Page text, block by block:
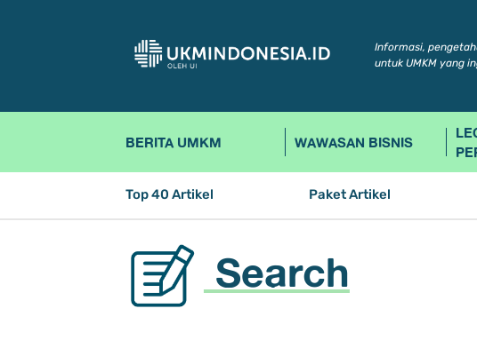
Informasi,
untuk UMKM yang
BERITA UMKM WAWASAN BISNIS
Top 40 Artikel Paket Artikel
Search